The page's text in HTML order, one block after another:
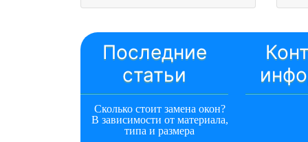
Последние
статьи
Сколько стоит замена окон?
В зависимости от материала,
типа и размера